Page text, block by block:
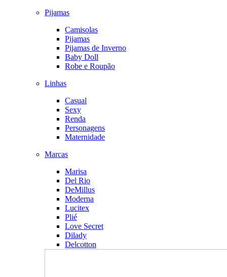
Pijamas
Camisolas
Pijamas
Pijamas de Inverno
Baby Doll
Robe e Roupão
Linhas
Casual
Sexy
Renda
Personagens
Maternidade
Marcas
Marisa
Del Rio
DeMillus
Moderna
Lucitex
Plié
Love Secret
Dilady
Delcotton